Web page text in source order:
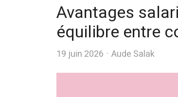
Avantages
équilibre entre
19 juin 2026 Author
Aude Salak